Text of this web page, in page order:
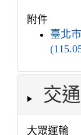
附件
臺北
交
大眾運輸